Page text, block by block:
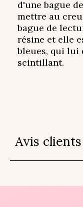
d'une bague
mettre au
bague de
résine et elle
bleues, qui lui
scintillant.
Avis clients